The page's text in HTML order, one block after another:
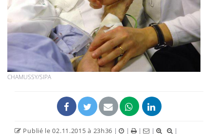
CHAMUSSY/SIPA
Publié le 02.11.2015 à 23h36 | | | |
|